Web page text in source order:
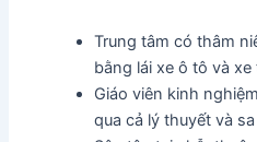
Trung tâm có thâm
bằng lái xe ô tô và xe
Giáo viên kinh
qua cả lý thuyết và